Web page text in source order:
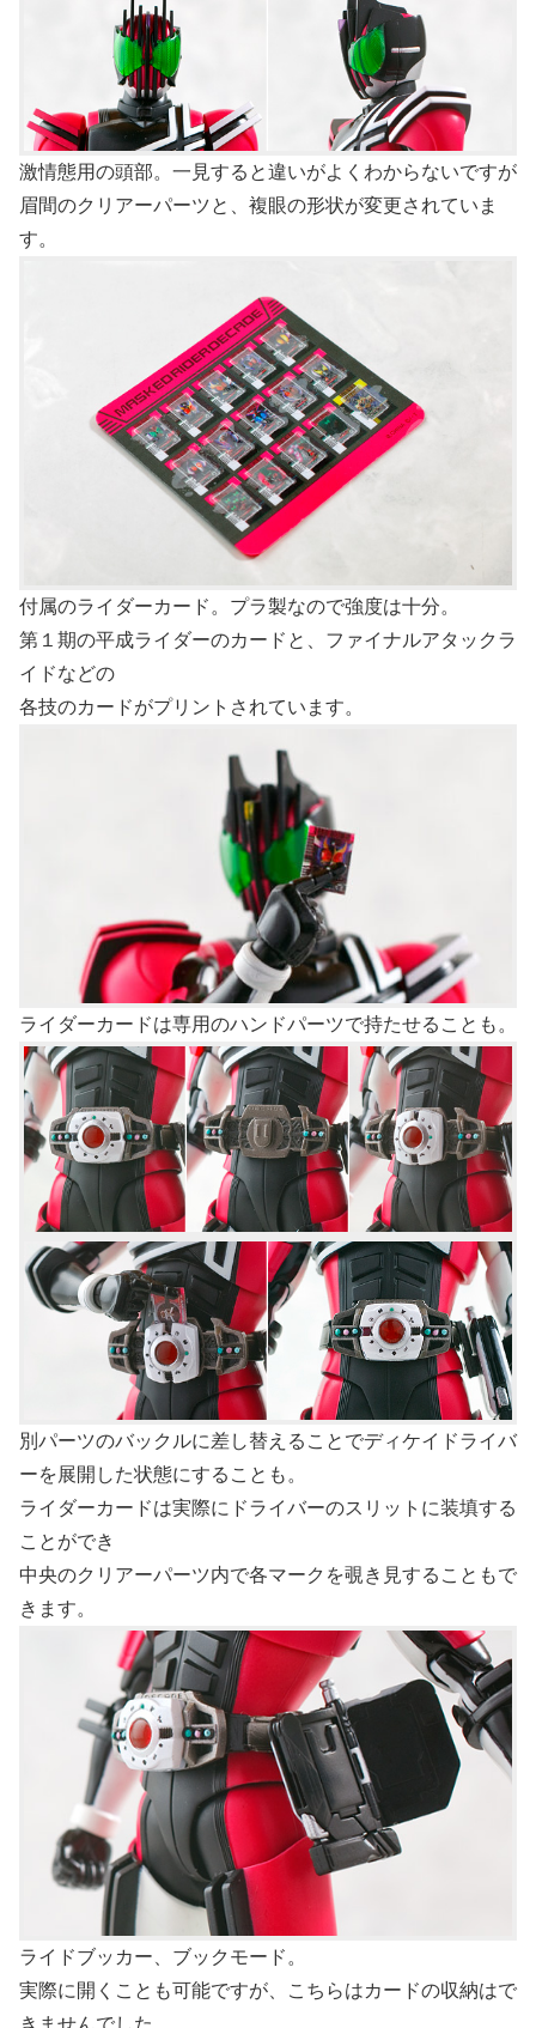
激情態用の頭部。一見すると違いがよくわからないですが
眉間のクリアーパーツと、複眼の形状が変更されていま
す。
付属のライダーカード。プラ製なので強度は十分。
第１期の平成ライダーのカードと、ファイナルアタックラ
イドなどの
各技のカードがプリントされています。
ライダーカードは専用のハンドパーツで持たせることも。
別パーツのバックルに差し替えることでディケイドライバ
ーを展開した状態にすることも。
ライダーカードは実際にドライバーのスリットに装填する
ことができ
中央のクリアーパーツ内で各マークを覗き見することもで
きます。
ライドブッカー、ブックモード。
実際に開くことも可能ですが、こちらはカードの収納はで
きませんでした。